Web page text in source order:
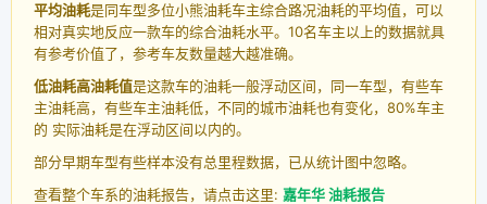
平均油耗是同车型多位小熊油耗车主综合路况油耗的平均值，可以
相对真实地反应一款车的综合油耗水平。10名车主以上的数据就具
有参考价值了，参考车友数量越大越准确。
低油耗高油耗值是这款车的油耗一般浮动区间，同一车型，有些车
主油耗高，有些车主油耗低，不同的城市油耗也有变化，80%车主
的 实际油耗是在浮动区间以内的。
部分早期车型有些样本没有总里程数据，已从统计图中忽略。
查看整个车系的油耗报告，请点击这里: 嘉年华 油耗报告